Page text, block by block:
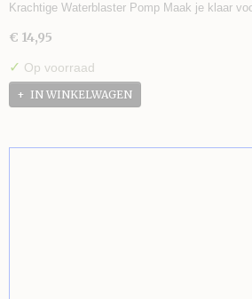
Krachtige Waterblaster Pomp Maak je klaar
€ 14,95
✓ Op voorraad
IN WINKELWAGEN